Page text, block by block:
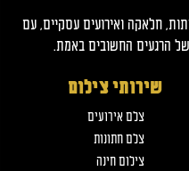
חלאקה ואירועים עסקיים, עם
של הרגעים החשובים באמת.
שירותי צילום
צלם אירועים
צלם חתונות
צילום חינה